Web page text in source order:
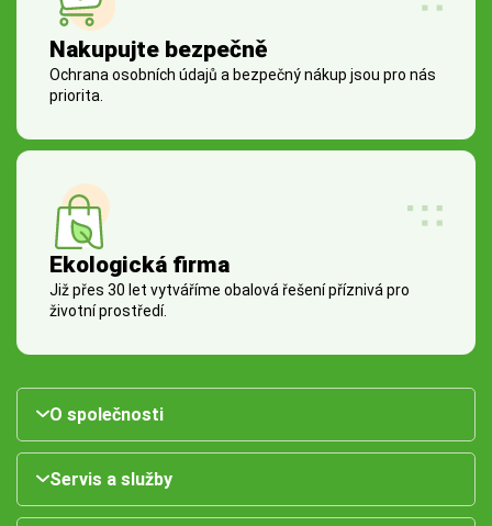
Nakupujte bezpečně
Ochrana osobních údajů a bezpečný nákup jsou pro nás
priorita.
Ekologická firma
Již přes 30 let vytváříme obalová řešení příznivá pro
životní prostředí.
O společnosti
Servis a služby